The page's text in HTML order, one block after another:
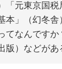
「元東京国税
本」（幻冬舎
てなんですか
版）などがあ